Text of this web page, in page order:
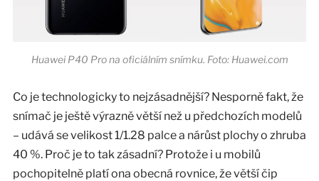
Huawei P40 Pro na oficiálním snímku. Foto: Huawei.com
Co je technologicky to nejzásadnější? Nesporně fakt, že
snímač je ještě výrazně větší než u předchozích modelů
– udává se velikost 1/1.28 palce a nárůst plochy o zhruba
40 %. Proč je to tak zásadní? Protože i u mobilů
pochopitelně platí ona obecná rovnice, že větší čip